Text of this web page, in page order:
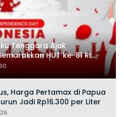
Tenggara Ajak
HUT ke-81 RI
Nasionalisme
Harga Pertamax di Papua
Jadi Rp16.300 per Liter
26